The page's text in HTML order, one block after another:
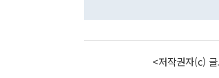
<저작권자(c)